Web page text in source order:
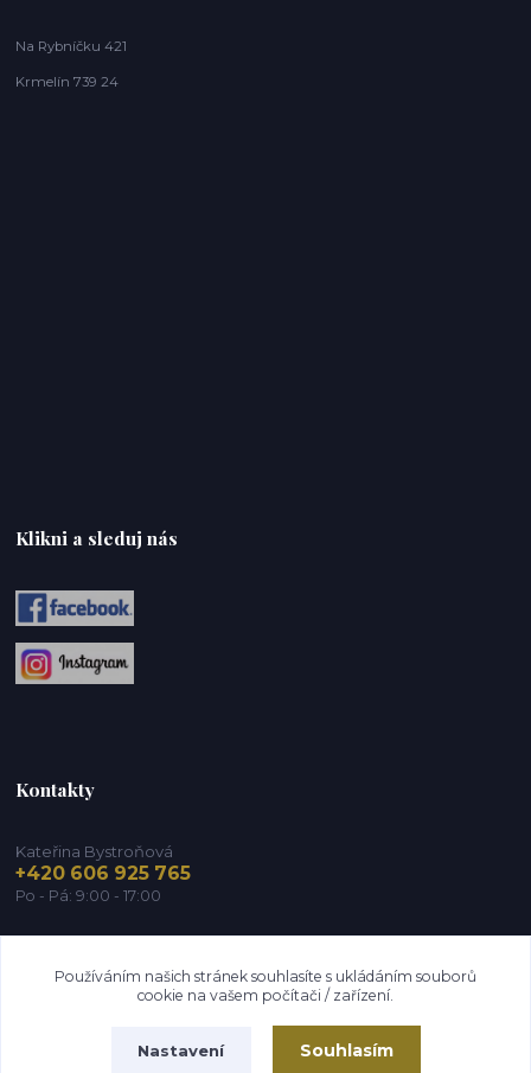
Na Rybníčku 421
Krmelín 739 24
Klikni a sleduj nás
Kontakty
Kateřina Bystroňová
+420 606 925 765
Po - Pá: 9:00 - 17:00
Používáním našich stránek souhlasíte s ukládáním souborů
cookie na vašem počítači / zařízení.
Nastavení Souhlasím